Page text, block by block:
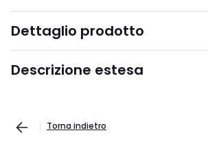
Dettaglio prodotto
Descrizione estesa
Torna indietro